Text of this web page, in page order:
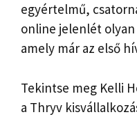
egyértelmű,
online jelenlét
amely már az első
Tekintse meg Kelli
a Thryv